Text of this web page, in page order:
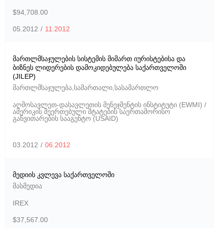
$94,708.00
05.2012 / 11.2012
მართლმსაჯულების სისტემის მიმართ იურისტებისა და
ბიზნეს ლიდერების დამოკიდებულება საქართველოში
(JILEP)
მართლმსაჯულება სამართალი სასამართლო
აღმოსავლეთ-დასავლეთის მენეჯმენტის ინსტიტუტი (EWMI) /
ამერიკის შეერთებული შტატების საერთაშორისო
განვითარების სააგენტო (USAID)
03.2012 / 06.2012
მედიის კვლევა საქართველოში
მასმედია
IREX
$37,567.00